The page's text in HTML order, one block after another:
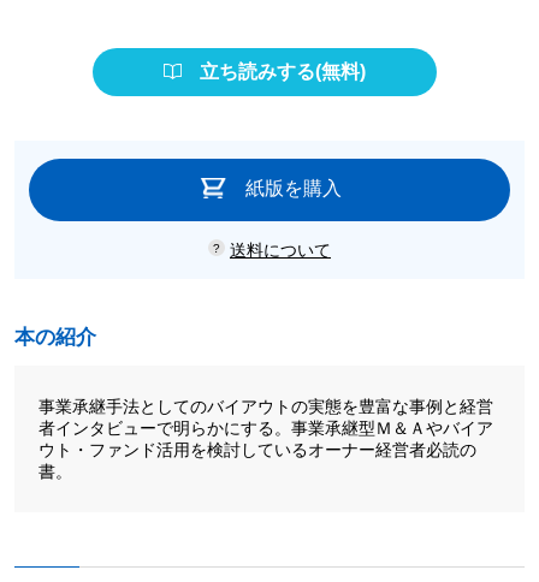
立ち読みする(無料)
紙版を購入
送料について
本の紹介
事業承継手法としてのバイアウトの実態を豊富な事例と経営
者インタビューで明らかにする。事業承継型Ｍ＆Ａやバイア
ウト・ファンド活用を検討しているオーナー経営者必読の
書。